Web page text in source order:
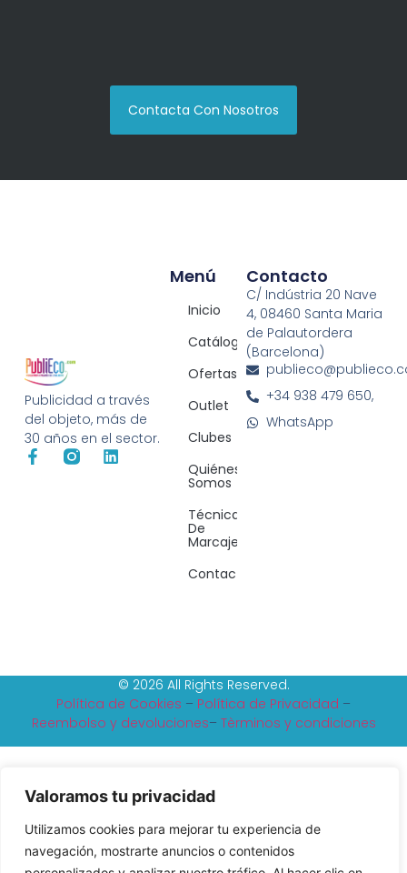
Valoramos tu privacidad
Utilizamos cookies para mejorar tu experiencia de
navegación, mostrarte anuncios o contenidos
Contacta Con Nosotros
Publicidad a través
del objeto, más de
30 años en el sector.
Menú
Inicio
Catálogos
Ofertas
Outlet
Clubes
Quiénes
Somos
Técnicas
De
Marcaje
Contacto
Contacto
C/ Indústria 20 Nave
4, 08460 Santa Maria
de Palautordera
(Barcelona)
+34 938 479 650,
WhatsApp
© 2026 All Rights Reserved.
Política de Cookies – Política de Privacidad –
Reembolso y devoluciones– Tèrminos y condiciones